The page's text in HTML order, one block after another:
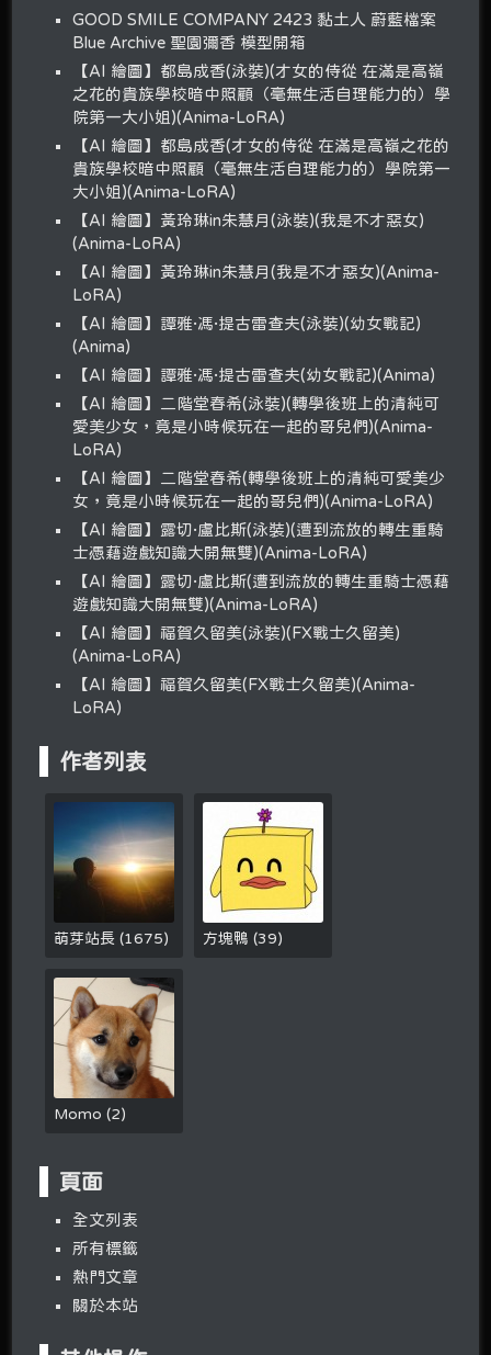
GOOD SMILE COMPANY 2423 黏土人 蔚藍檔案
Blue Archive 聖園彌香 模型開箱
【AI 繪圖】都島成香(泳裝)(才女的侍從 在滿是高嶺
之花的貴族學校暗中照顧（毫無生活自理能力的）學
院第一大小姐)(Anima-LoRA)
【AI 繪圖】都島成香(才女的侍從 在滿是高嶺之花的
貴族學校暗中照顧（毫無生活自理能力的）學院第一
大小姐)(Anima-LoRA)
【AI 繪圖】黃玲琳in朱慧月(泳裝)(我是不才惡女)
(Anima-LoRA)
【AI 繪圖】黃玲琳in朱慧月(我是不才惡女)(Anima-
LoRA)
【AI 繪圖】譚雅·馮·提古雷查夫(泳裝)(幼女戰記)
(Anima)
【AI 繪圖】譚雅·馮·提古雷查夫(幼女戰記)(Anima)
【AI 繪圖】二階堂春希(泳裝)(轉學後班上的清純可
愛美少女，竟是小時候玩在一起的哥兒們)(Anima-
LoRA)
【AI 繪圖】二階堂春希(轉學後班上的清純可愛美少
女，竟是小時候玩在一起的哥兒們)(Anima-LoRA)
【AI 繪圖】露切·盧比斯(泳裝)(遭到流放的轉生重騎
士憑藉遊戲知識大開無雙)(Anima-LoRA)
【AI 繪圖】露切·盧比斯(遭到流放的轉生重騎士憑藉
遊戲知識大開無雙)(Anima-LoRA)
【AI 繪圖】福賀久留美(泳裝)(FX戰士久留美)
(Anima-LoRA)
【AI 繪圖】福賀久留美(FX戰士久留美)(Anima-
LoRA)
作者列表
萌芽站長(1675) 方塊鴨(39)
Momo(2)
頁面
全文列表
所有標籤
熱門文章
關於本站